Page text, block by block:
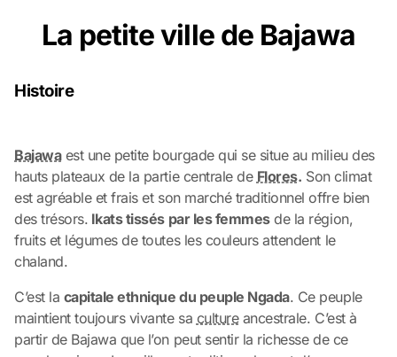
La petite ville de Bajawa
Histoire
Bajawaest une petite bourgade qui se situe au milieu des
hauts plateaux de la partie centrale de Flores. Son climat
est agréable et frais et son marché traditionnel offre bien
des trésors. Ikats tissés par les femmesde la région,
fruits et légumes de toutes les couleurs attendent le
chaland.
C’est la capitale ethnique du peuple Ngada. Ce peuple
maintient toujours vivante sa cultureancestrale. C’est à
partir de Bajawa que l’on peut sentir la richesse de ce